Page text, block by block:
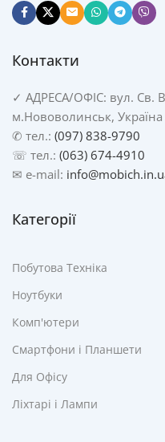
Контакти
✓ АДРЕСА/ОФІС: вул. Св.
м.Нововолинськ,
✆ тел.: (097) 838-9790
☏ тел.: (063) 674-4910
✉ e-mail:
Категорії
Побутова Техніка
Ноутбуки
Комп'ютери
Смартфони і Планшети
Для Офісу
Ліхтарі і Лампи